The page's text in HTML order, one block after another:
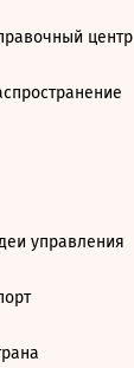
центр
управления